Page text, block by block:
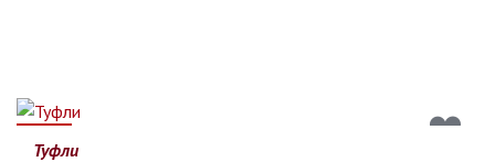
48%
Туфли